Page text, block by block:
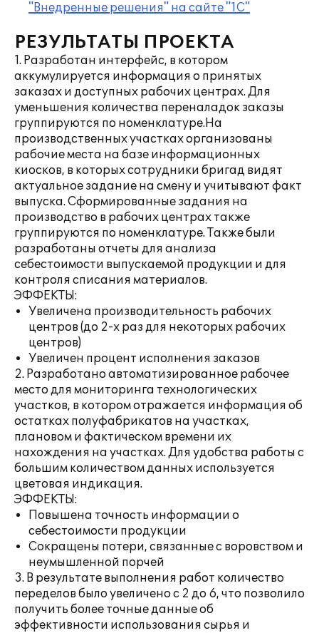
"Внедренные решения" на сайте "1С"
РЕЗУЛЬТАТЫ ПРОЕКТА
1. Разработан интерфейс, в котором
аккумулируется информация о принятых
заказах и доступных рабочих центрах. Для
уменьшения количества переналадок заказы
группируются по номенклатуре.На
производственных участках организованы
рабочие места на базе информационных
киосков, в которых сотрудники бригад видят
актуальное задание на смену и учитывают факт
выпуска. Сформированные задания на
производство в рабочих центрах также
группируются по номенклатуре. Также были
разработаны отчеты для анализа
себестоимости выпускаемой продукции и для
контроля списания материалов.
ЭФФЕКТЫ:
Увеличена производительность рабочих
центров (до 2-х раз для некоторых рабочих
центров)
Увеличен процент исполнения заказов
2. Разработано автоматизированное рабочее
место для мониторинга технологических
участков, в котором отражается информация об
остатках полуфабрикатов на участках,
плановом и фактическом времени их
нахождения на участках. Для удобства работы с
большим количеством данных используется
цветовая индикация.
ЭФФЕКТЫ:
Повышена точность информации о
себестоимости продукции
Сокращены потери, связанные с воровством и
неумышленной порчей
3. В результате выполнения работ количество
переделов было увеличено с 2 до 6, что позволило
получить более точные данные об
эффективности использования сырья и